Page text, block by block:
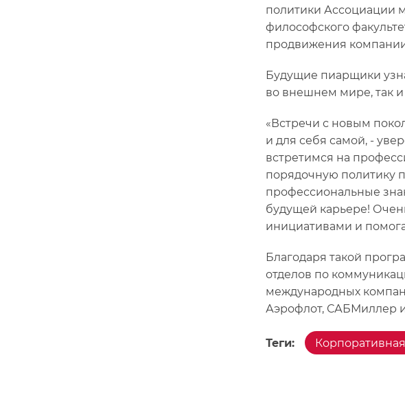
политики Ассоциации
философского
продвижения
Будущие пиарщики
во внешнем мире, так и
«Встречи с новым
и для себя самой, -
встретимся на
порядочную политику
профессиональные
будущей карьере!
инициативами и
Благодаря такой
отделов по
международных
Аэрофлот, САБМиллер
Теги: